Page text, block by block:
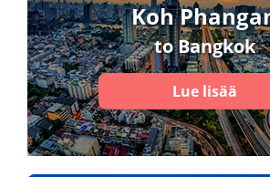
Koh
to Bangkok
Lue lisää